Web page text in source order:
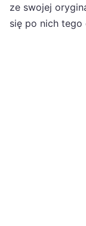
ze swojej
się po nich tego